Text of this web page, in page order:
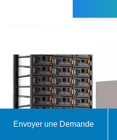
Envoyer une Demande